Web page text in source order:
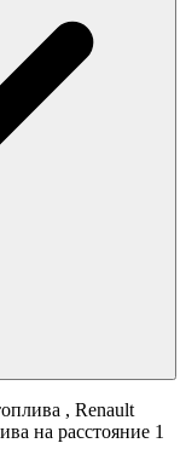
, Renault
на расстояние 1